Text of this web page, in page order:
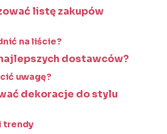
listę zakupów
na liście?
dostawców?
uwagę?
dekoracje do stylu
trendy